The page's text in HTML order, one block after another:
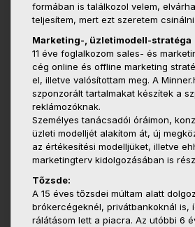
formában is találkozol velem,
teljesítem, mert ezt szeretem csinálni.
Marketing-, üzletimodell-stratéga
11 éve foglalkozom sales- és
cég online és offline marketing
el, illetve valósítottam meg. A
szponzorált tartalmakat készítek a
reklámozóknak.
Személyes tanácsadói óráimon,
üzleti modelljét alakítom át, új
az értékesítési modelljüket, illetve
marketingterv kidolgozásában is
Tőzsde:
A 15 éves tőzsdei múltam alatt
brókercégeknél, privátbankoknál is,
rálátásom lett a piacra. Az utóbbi 6